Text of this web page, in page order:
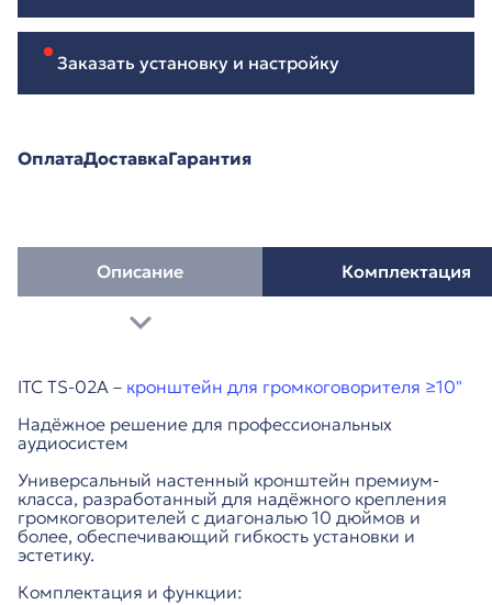
Заказать установку и настройку
ОплатаДоставкаГарантия
Описание Комплектация
ITC TS-02A – кронштейн для громкоговорителя ≥10"
Надёжное решение для профессиональных
аудиосистем
Универсальный настенный кронштейн премиум-
класса, разработанный для надёжного крепления
громкоговорителей с диагональю 10 дюймов и
более, обеспечивающий гибкость установки и
эстетику.
Комплектация и функции: